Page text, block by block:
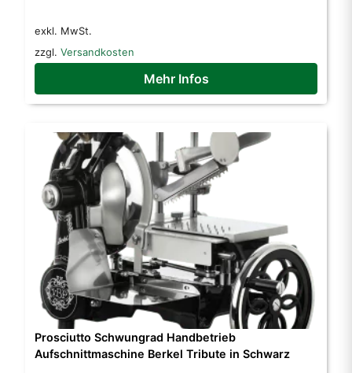
exkl. MwSt.
zzgl. Versandkosten
Mehr Infos
Prosciutto Schwungrad Handbetrieb
Aufschnittmaschine Berkel Tribute in Schwarz